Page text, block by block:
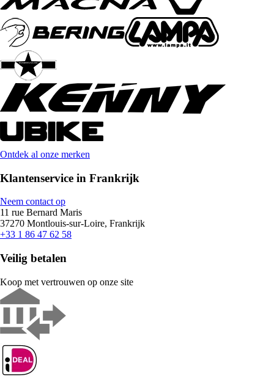
Ontdek al onze merken
Klantenservice in Frankrijk
Neem contact op
11 rue Bernard Maris
37270 Montlouis-sur-Loire, Frankrijk
+33 1 86 47 62 58
Veilig betalen
Koop met vertrouwen op onze site